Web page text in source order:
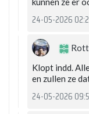
24-05-2026
Klopt indd.
en zullen ze
24-05-2026